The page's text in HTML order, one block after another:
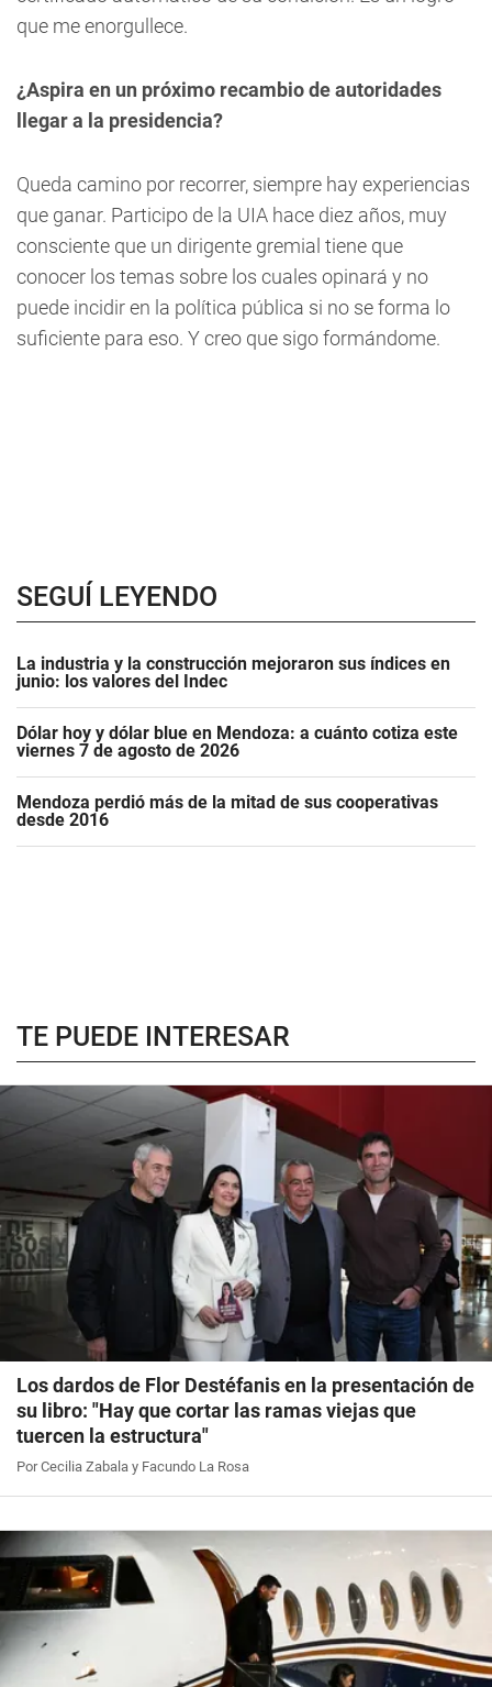
que me enorgullece.
¿Aspira en un próximo recambio de autoridades
llegar a la presidencia?
Queda camino por recorrer, siempre hay experiencias
que ganar. Participo de la UIA hace diez años, muy
consciente que un dirigente gremial tiene que
conocer los temas sobre los cuales opinará y no
puede incidir en la política pública si no se forma lo
suficiente para eso. Y creo que sigo formándome.
SEGUÍ LEYENDO
La industria y la construcción mejoraron sus índices en
junio: los valores del Indec
Dólar hoy y dólar blue en Mendoza: a cuánto cotiza este
viernes 7 de agosto de 2026
Mendoza perdió más de la mitad de sus cooperativas
desde 2016
TE PUEDE INTERESAR
Los dardos de Flor Destéfanis en la presentación de
su libro: "Hay que cortar las ramas viejas que
tuercen la estructura"
Por Cecilia Zabala y Facundo La Rosa